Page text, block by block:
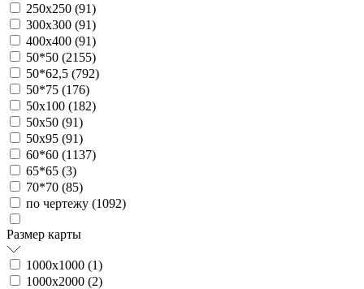
250х250 (91)
300х300 (91)
400х400 (91)
50*50 (2155)
50*62,5 (792)
50*75 (176)
50х100 (182)
50х50 (91)
50х95 (91)
60*60 (1137)
65*65 (3)
70*70 (85)
по чертежу (1092)
Размер карты
1000х1000 (1)
1000х2000 (2)